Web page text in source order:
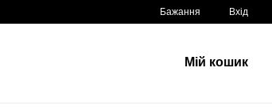
Бажання Вхід
Мій кошик